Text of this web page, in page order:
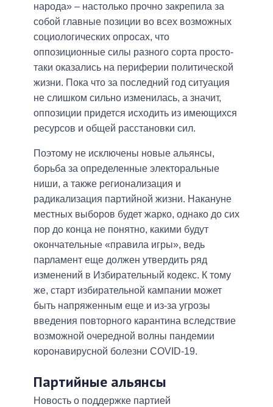
народа» – настолько прочно закрепила за
собой главные позиции во всех возможных
социологических опросах, что
оппозиционные силы разного сорта просто-
таки оказались на периферии политической
жизни. Пока что за последний год ситуация
не слишком сильно изменилась, а значит,
оппозиции придется исходить из имеющихся
ресурсов и общей расстановки сил.
Поэтому не исключены новые альянсы,
борьба за определенные электоральные
ниши, а также регионализация и
радикализация партийной жизни. Накануне
местных выборов будет жарко, однако до сих
пор до конца не понятно, какими будут
окончательные «правила игры», ведь
парламент еще должен утвердить ряд
изменений в Избирательный кодекс. К тому
же, старт избирательной кампании может
быть напряженным еще и из-за угрозы
введения повторного карантина вследствие
возможной очередной волны пандемии
коронавирусной болезни COVID-19.
Партийные альянсы
Новость о поддержке партией